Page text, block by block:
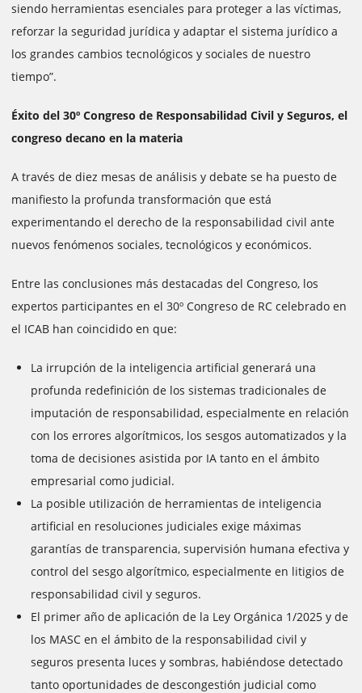
siendo herramientas esenciales para proteger a las víctimas,
reforzar la seguridad jurídica y adaptar el sistema jurídico a
los grandes cambios tecnológicos y sociales de nuestro
tiempo”.
Éxito del 30º Congreso de Responsabilidad Civil y Seguros, el
congreso decano en la materia
A través de diez mesas de análisis y debate se ha puesto de
manifiesto la profunda transformación que está
experimentando el derecho de la responsabilidad civil ante
nuevos fenómenos sociales, tecnológicos y económicos.
Entre las conclusiones más destacadas del Congreso, los
expertos participantes en el 30º Congreso de RC celebrado en
el ICAB han coincidido en que:
La irrupción de la inteligencia artificial generará una
profunda redefinición de los sistemas tradicionales de
imputación de responsabilidad, especialmente en relación
con los errores algorítmicos, los sesgos automatizados y la
toma de decisiones asistida por IA tanto en el ámbito
empresarial como judicial.
La posible utilización de herramientas de inteligencia
artificial en resoluciones judiciales exige máximas
garantías de transparencia, supervisión humana efectiva y
control del sesgo algorítmico, especialmente en litigios de
responsabilidad civil y seguros.
El primer año de aplicación de la Ley Orgánica 1/2025 y de
los MASC en el ámbito de la responsabilidad civil y
seguros presenta luces y sombras, habiéndose detectado
tanto oportunidades de descongestión judicial como